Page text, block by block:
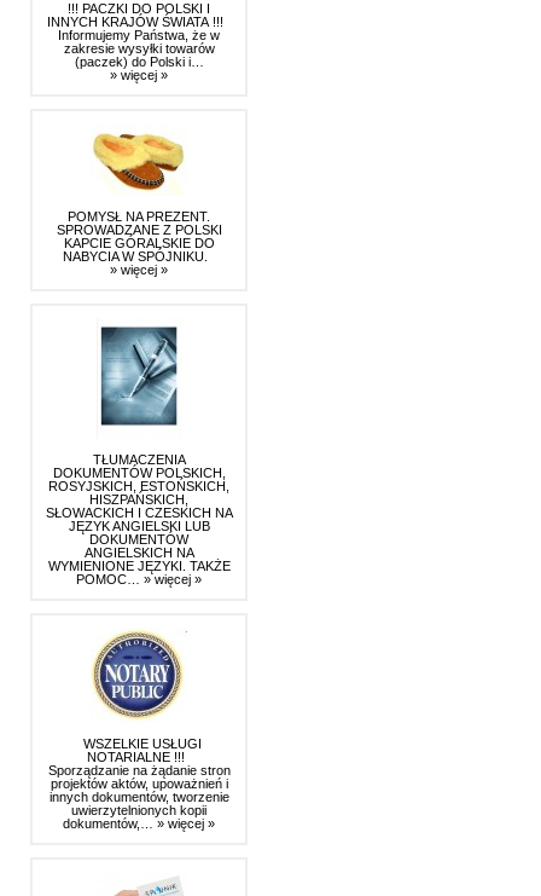
!!! PACZKI DO POLSKI I
INNYCH KRAJÓW ŚWIATA !!!
Informujemy Państwa, że w
zakresie wysyłki towarów
(paczek) do Polski i…
» więcej »
POMYSŁ NA PREZENT.
SPROWADZANE Z POLSKI
KAPCIE GÓRALSKIE DO
NABYCIA W SPÓJNIKU.
» więcej »
TŁUMACZENIA
DOKUMENTÓW POLSKICH,
ROSYJSKICH, ESTOŃSKICH,
HISZPAŃSKICH,
SŁOWACKICH I CZESKICH NA
JĘZYK ANGIELSKI LUB
DOKUMENTÓW
ANGIELSKICH NA
WYMIENIONE JĘZYKI. TAKŻE
POMOC… » więcej »
WSZELKIE USŁUGI
NOTARIALNE !!!
Sporządzanie na żądanie stron
projektów aktów, upoważnień i
innych dokumentów, tworzenie
uwierzytelnionych kopii
dokumentów,… » więcej »